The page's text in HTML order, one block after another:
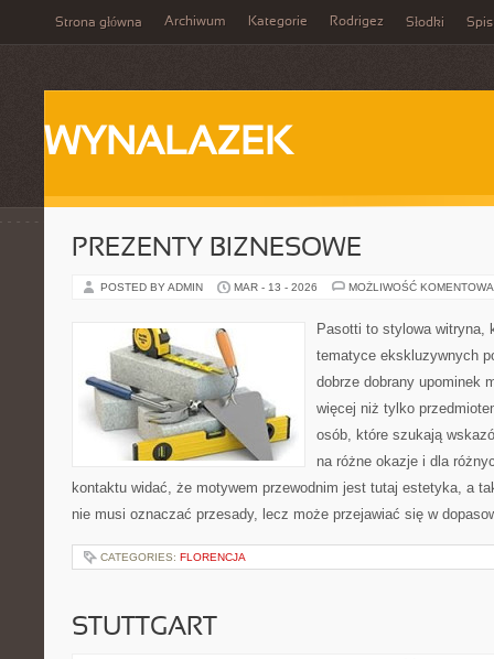
Strona główna Archiwum Kategorie Rodrigez Słodki Spis
WYNALAZEK
PREZENTY BIZNESOWE
POSTED BY ADMIN MAR - 13 - 2026 MOŻLIWOŚĆ
Pasotti to stylowa witryna,
tematyce ekskluzywnych
dobrze dobrany upominek
więcej niż tylko
osób, które szukają
na różne okazje i dla
kontaktu widać, że motywem przewodnim jest tutaj estetyka, a
nie musi oznaczać przesady, lecz może przejawiać się w
CATEGORIES: FLORENCJA
STUTTGART